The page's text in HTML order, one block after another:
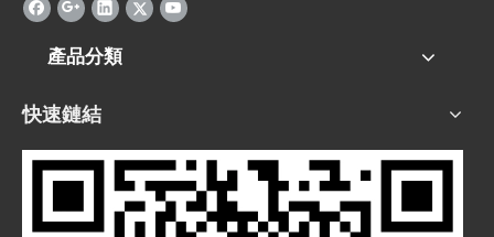
產品分類
快速鏈結